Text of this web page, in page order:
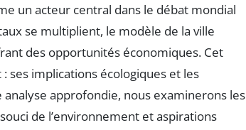
un acteur central dans le débat mondial
se multiplient, le modèle de la ville
des opportunités économiques. Cet
ses implications écologiques et les
approfondie, nous examinerons les
de l’environnement et aspirations